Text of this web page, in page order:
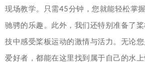
现场教学。只需45分钟，您就能轻松掌
驰骋的乐趣。此外，我们还特别准备了
技中感受桨板运动的激情与活力。无论
爱好者，都能在这里找到属于自己的水上